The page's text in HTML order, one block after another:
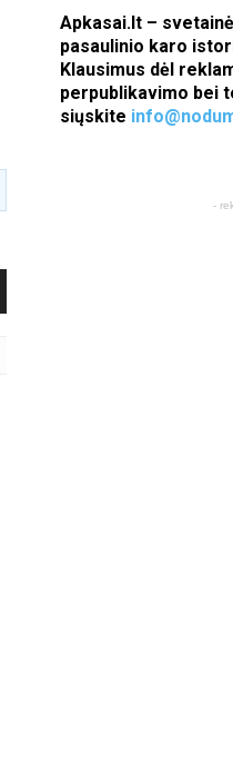
Apkasai.lt –
pasaulinio karo
Klausimus dėl
perpublikavimo bei
siųskite
-